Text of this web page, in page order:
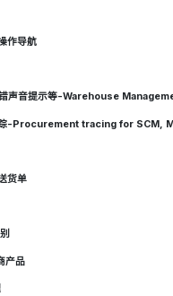
作导航
声音提示等-Warehouse
踪-Procurement tracing for SCM,
货单
产品